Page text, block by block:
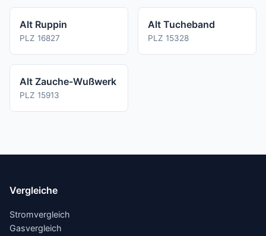
Alt Ruppin
PLZ 16827
Alt Tucheband
PLZ 15328
Alt Zauche-Wußwerk
PLZ 15913
Vergleiche
Stromvergleich
Gasvergleich